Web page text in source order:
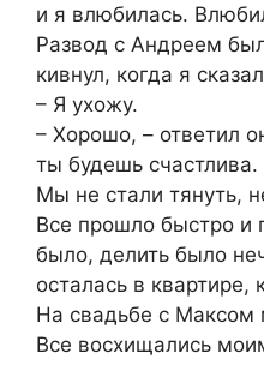
и я влюбилась.
Развод с Андреем
кивнул, когда я
– Я ухожу.
– Хорошо, – ответил
ты будешь счастлива.
Мы не стали тянуть,
Все прошло быстро и
было, делить было
осталась в квартире,
На свадьбе с Максом
Все восхищались